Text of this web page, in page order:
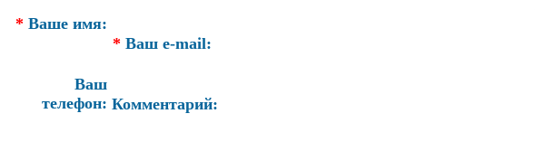
* Ваше имя:
* Ваш e-mail:
Ваш
телефон: Комментарий: